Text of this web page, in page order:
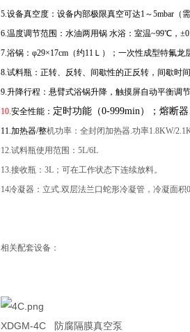
5.设备真空度：设备内部极限真空可达1～5mbar（
6.温度调节范围：水油两用锅 水浴：室温~99℃，
7.浴锅：φ29×17cm（约11Ｌ）；一次性成型特氟
8.试料瓶：正转、反转、间歇性的正反转，间歇时间
9.升降行程：悬臂式浴锅升降，触摸屏自动平衡调
10.安全性能： 定时功能（0-999min）；熔断
11.加热器/整机功率：全封闭加热器.功率1.8KW/
12.试料瓶使用范围：5L/6L
13.接收瓶：3L；可在工作状态下连续放料。
14冷凝器：立式.双层法兰口蛇形冷凝管，冷凝面积
相关配套设备：
XDGM-4C 防腐